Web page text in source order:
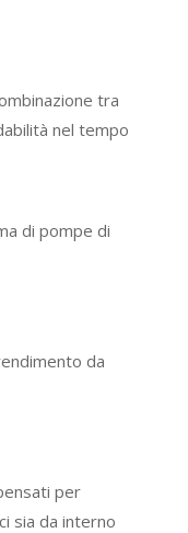
tra
nel tempo
di pompe di
da
per
sia da interno